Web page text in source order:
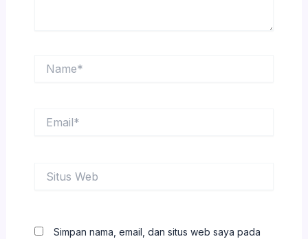
Web
Simpan nama, email, dan situs web saya pada